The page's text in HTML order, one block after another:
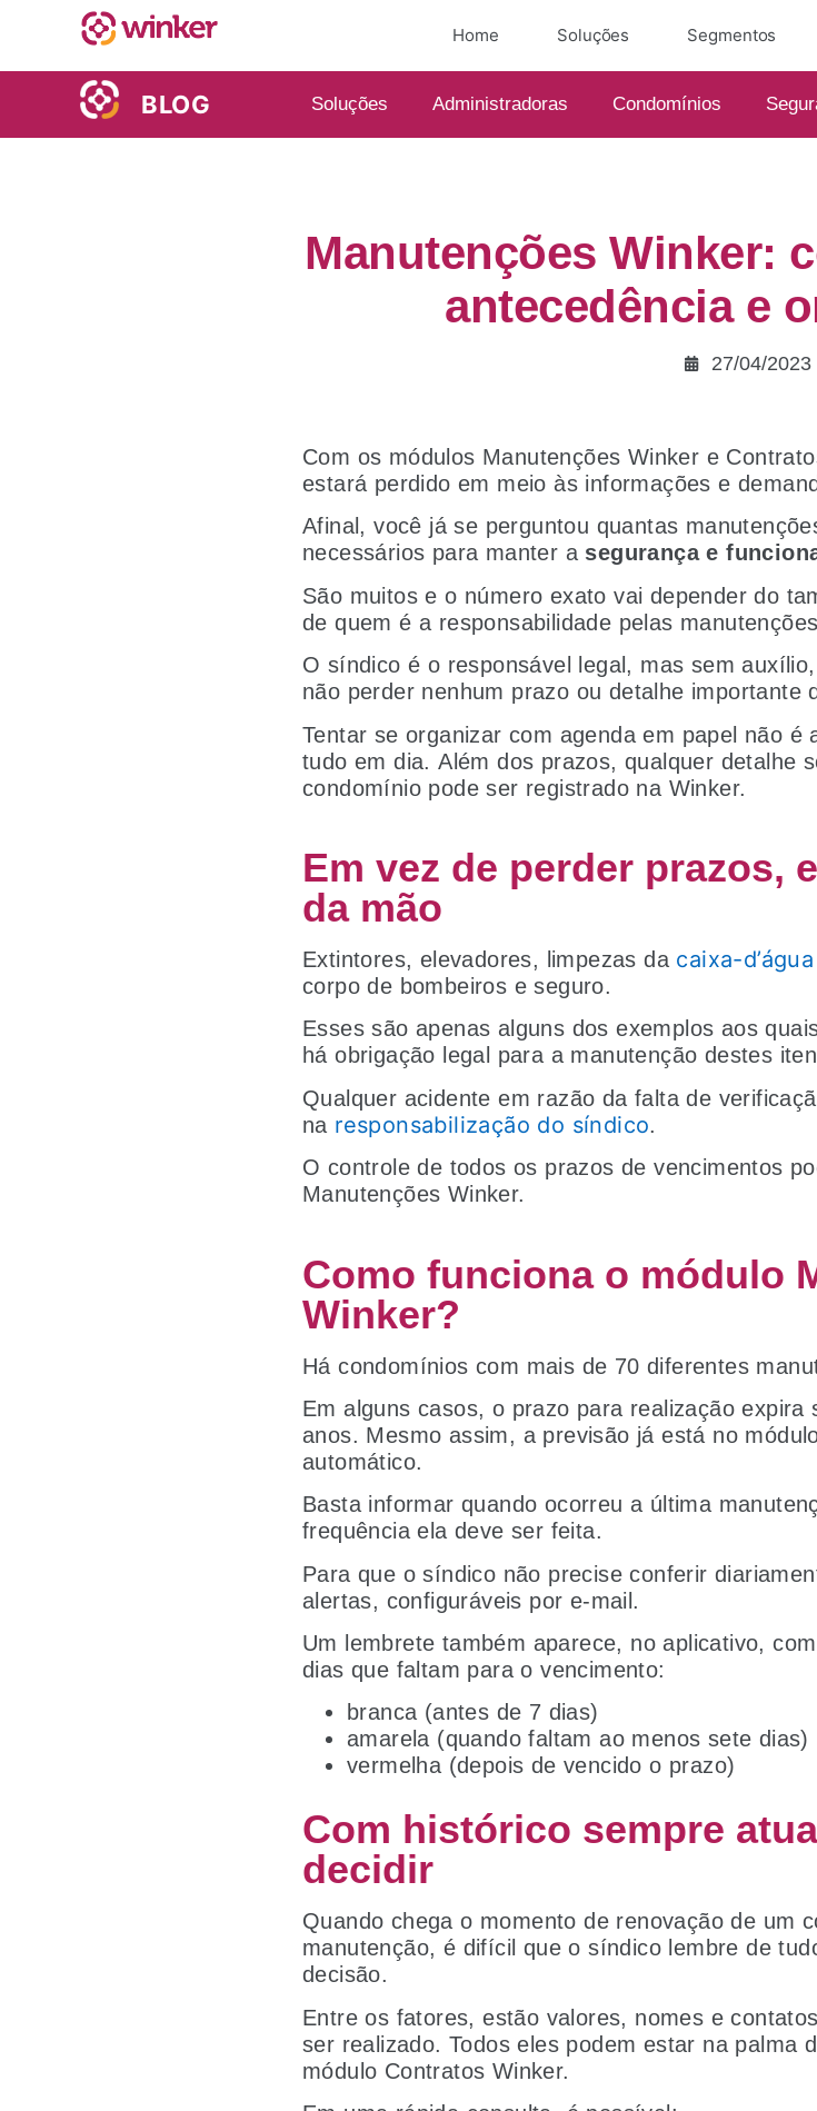
Home Soluções Segmentos
BLOG Soluções Administradoras Condomínios
Manutenções Winker:
antecedência e
27/04/2023
Com os módulos Manutenções Winker e
estará perdido em meio às informações e
Afinal, você já se perguntou quantas
necessários para manter a segurança e
São muitos e o número exato vai depender do
de quem é a responsabilidade pelas
O síndico é o responsável legal, mas sem
não perder nenhum prazo ou detalhe importante
Tentar se organizar com agenda em papel não
tudo em dia. Além dos prazos, qualquer detalhe
condomínio pode ser registrado na Winker.
Em vez de perder prazos,
da mão
Extintores, elevadores, limpezas da caixa-d’água
corpo de bombeiros e seguro.
Esses são apenas alguns dos exemplos aos
há obrigação legal para a manutenção destes
Qualquer acidente em razão da falta de
na responsabilização do síndico.
O controle de todos os prazos de vencimentos
Manutenções Winker.
Como funciona o módulo
Winker?
Há condomínios com mais de 70 diferentes
Em alguns casos, o prazo para realização expira
anos. Mesmo assim, a previsão já está no
automático.
Basta informar quando ocorreu a última
frequência ela deve ser feita.
Para que o síndico não precise conferir
alertas, configuráveis por e-mail.
Um lembrete também aparece, no aplicativo,
dias que faltam para o vencimento:
branca (antes de 7 dias)
amarela (quando faltam ao menos sete dias)
vermelha (depois de vencido o prazo)
Com histórico sempre
decidir
Quando chega o momento de renovação de um
manutenção, é difícil que o síndico lembre de
decisão.
Entre os fatores, estão valores, nomes e
ser realizado. Todos eles podem estar na palma
módulo Contratos Winker.